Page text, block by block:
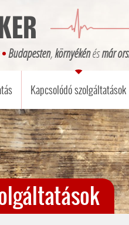
Budapesten,környékénésmár
Kapcsolódó szolgáltatások